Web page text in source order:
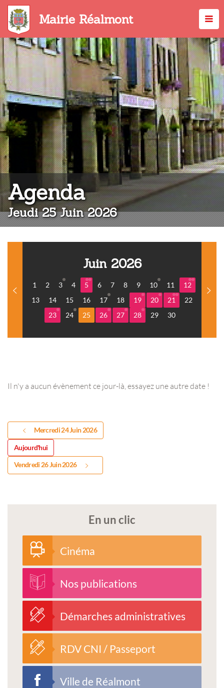
Aller
contenu
principal
Mairie Réalmont
Agenda:
Jeudi 25 Juin 2026
Juin 2026
1 2 3 4 5 6 7 8 9 10 11
12
13
14 15 16 17 18 19 20 21
22
23
24 25 26 27 28 29 30
Il n'y a aucun évènement ce jour-là, essayez une autre date !
Mercredi 24 Juin 2026
Aujourd'hui
Vendredi 26 Juin 2026
En un clic
Cinéma
Nos publications
Démarches administratives
RDV CNI / Passeport
Ville de Réalmont